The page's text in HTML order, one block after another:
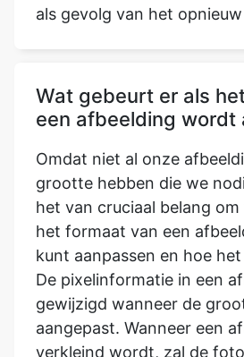
als gevolg van het
Wat gebeurt er als
een afbeelding wordt
Omdat niet al onze
grootte hebben die we
het van cruciaal belang
het formaat van een
kunt aanpassen en hoe
De pixelinformatie in een
gewijzigd wanneer de
aangepast. Wanneer een
verkleind wordt, zal de